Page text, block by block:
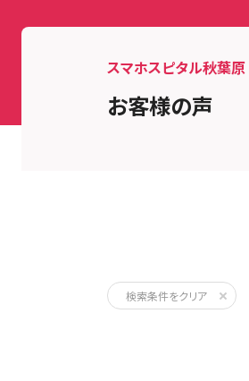
スマホスピタル秋葉原
お客様の声
検索条件をクリア